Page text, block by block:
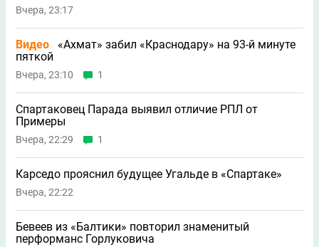
Вчера, 23:17
Видео
«Ахмат» забил «Краснодару» на 93-й минуте
пяткой
Вчера, 23:10 1
Спартаковец Парада выявил отличие РПЛ от
Примеры
Вчера, 22:29 1
Карседо прояснил будущее Угальде в «Спартаке»
Вчера, 22:22
Бевеев из «Балтики» повторил знаменитый
перформанс Горлуковича